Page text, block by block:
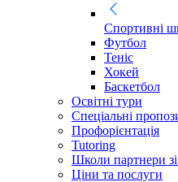
Спортивні
Футбол
Теніс
Хокей
Баскетбол
Освітні тури
Спеціальні
Профорієнтація
Tutoring
Школи партнери
Ціни та послуги